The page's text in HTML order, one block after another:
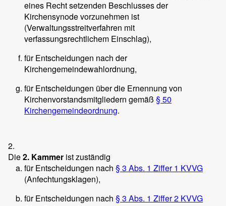
eines Recht setzenden Beschlusses der
Kirchensynode vorzunehmen ist
(Verwaltungsstreitverfahren mit
verfassungsrechtlichem Einschlag),
für Entscheidungen nach der
Kirchengemeindewahlordnung,
für Entscheidungen über die Ernennung von
Kirchenvorstandsmitgliedern gemäß § 50
Kirchengemeindeordnung.
2.
Die2. Kammer ist zuständig
für Entscheidungen nach § 3 Abs. 1 Ziffer 1 KVVG
(Anfechtungsklagen),
für Entscheidungen nach § 3 Abs. 1 Ziffer 2 KVVG